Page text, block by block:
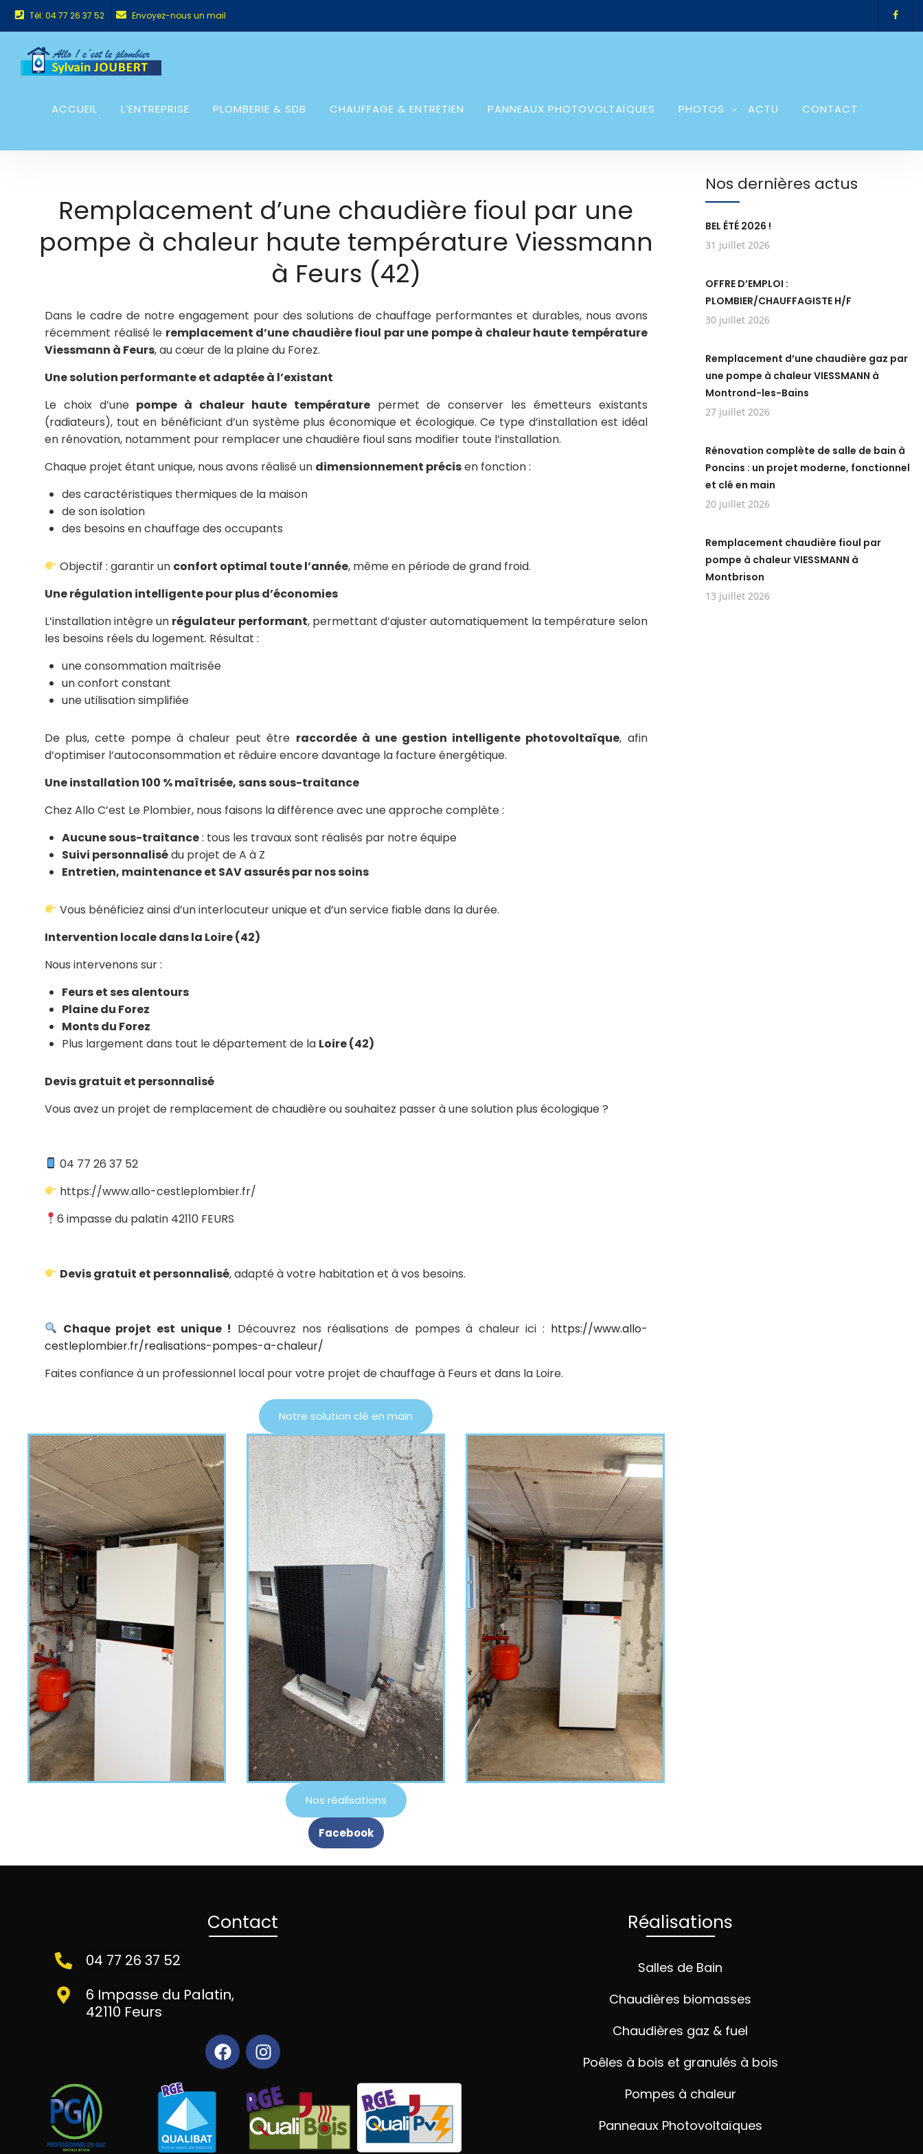
Tél: 04 77 26 37 52 Envoyez-nous un mail
ACCUEIL L’ENTREPRISE PLOMBERIE & SDB CHAUFFAGE & ENTRETIEN PANNEAUX PHOTOVOLTAÏQUES PHOTOS ACTU CONTACT
Remplacement d’une chaudière fioul par une
pompe à chaleur haute température Viessmann
à Feurs (42)
Dans le cadre de notre engagement pour des solutions de chauffage performantes et durables, nous avons
récemment réalisé le remplacement d’une chaudière fioul par une pompe à chaleur haute température
Viessmann à Feurs, au cœur de la plaine du Forez.
Une solution performante et adaptée à l’existant
Le choix d’une pompe à chaleur haute températurepermet de conserver les émetteurs existants
(radiateurs), tout en bénéficiant d’un système plus économique et écologique. Ce type d’installation est idéal
en rénovation, notamment pour remplacer une chaudière fioul sans modifier toute l’installation.
Chaque projet étant unique, nous avons réalisé un dimensionnement précisen fonction :
des caractéristiques thermiques de la maison
de son isolation
des besoins en chauffage des occupants
Objectif : garantir un confort optimal toute l’année, même en période de grand froid.
Une régulation intelligente pour plus d’économies
L’installation intègre un régulateur performant, permettant d’ajuster automatiquement la température selon
les besoins réels du logement. Résultat :
une consommation maîtrisée
un confort constant
une utilisation simplifiée
De plus, cette pompe à chaleur peut être raccordée à une gestion intelligente photovoltaïque, afin
d’optimiser l’autoconsommation et réduire encore davantage la facture énergétique.
Une installation 100 % maîtrisée, sans sous-traitance
Chez Allo C’est Le Plombier, nous faisons la différence avec une approche complète :
Aucune sous-traitance: tous les travaux sont réalisés par notre équipe
Suivi personnalisédu projet de A à Z
Entretien, maintenance et SAV assurés par nos soins
Vous bénéficiez ainsi d’un interlocuteur unique et d’un service fiable dans la durée.
Intervention locale dans la Loire (42)
Nous intervenons sur :
Feurs et ses alentours
Plaine du Forez
Monts du Forez
Plus largement dans tout le département de la Loire (42)
Devis gratuit et personnalisé
Vous avez un projet de remplacement de chaudière ou souhaitez passer à une solution plus écologique ?
04 77 26 37 52
https://www.allo-cestleplombier.fr/
6 impasse du palatin 42110 FEURS
Devis gratuit et personnalisé, adapté à votre habitation et à vos besoins.
Chaque projet est unique ! Découvrez nos réalisations de pompes à chaleur ici : https://www.allo-
cestleplombier.fr/realisations-pompes-a-chaleur/
Faites confiance à un professionnel local pour votre projet de chauffage à Feurs et dans la Loire.
Notre solution clé en main
Nos réalisations
Facebook
Contact
04 77 26 37 52
6 Impasse du Palatin,
42110 Feurs
Réalisations
Salles de Bain
Chaudières biomasses
Chaudières gaz & fuel
Poêles à bois et granulés à bois
Pompes à chaleur
Panneaux Photovoltaïques
Nos dernières actus
BEL ÉTÉ 2026 !
31 juillet 2026
OFFRE D’EMPLOI :
PLOMBIER/CHAUFFAGISTE H/F
30 juillet 2026
Remplacement d’une chaudière gaz par
une pompe à chaleur VIESSMANN à
Montrond-les-Bains
27 juillet 2026
Rénovation complète de salle de bain à
Poncins : un projet moderne, fonctionnel
et clé en main
20 juillet 2026
Remplacement chaudière fioul par
pompe à chaleur VIESSMANN à
Montbrison
13 juillet 2026